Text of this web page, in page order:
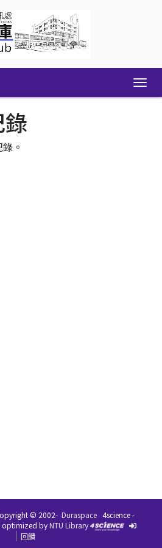
。
© 2002- Duraspace 4science -
optimized byNTU Library
回饋